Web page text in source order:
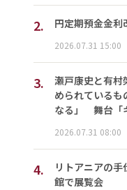
2. 円定期預金金利
2026.07.31 15:00
3.
瀬戸康史と有村
められているも
なる」 舞台「
2026.07.31 08:00
4.
リトアニアの
館で展覧会